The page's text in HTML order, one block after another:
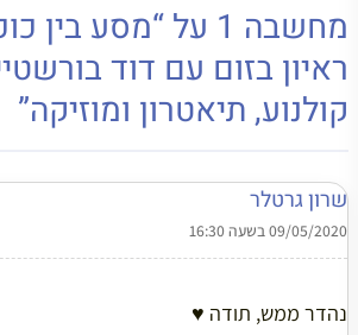
מחשבה 1 על “מסע בין
ראיון בזום עם דוד
קולנוע, תיאטרון ומוזיקה”
שרון גרטלר
09/05/2020 בשעה 16:30
נהדר ממש, תודה ♥️